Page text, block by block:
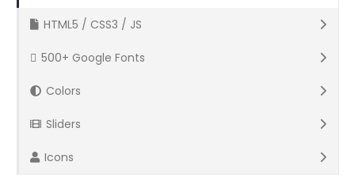
HTML5 / CSS3 / JS
500+ Google Fonts
Colors
Sliders
Icons